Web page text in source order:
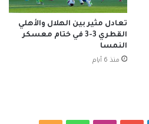
تعادل مثير بين الهلال والأهلي
القطري 3-3 في ختام معسكر
النمسا
منذ 6 أيام